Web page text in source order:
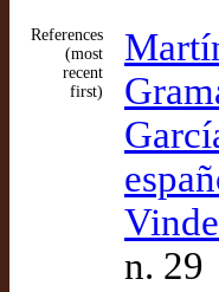
References
(most
recent
first)
n. 29